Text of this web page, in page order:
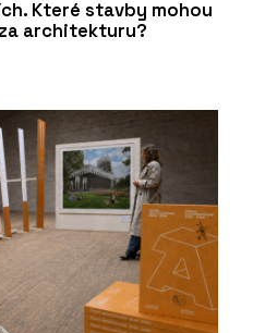
Které stavby mohou
architekturu?